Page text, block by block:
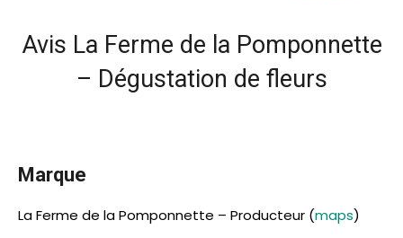
Avis La Ferme de la Pomponnette
– Dégustation de fleurs
Marque
La Ferme de la Pomponnette – Producteur (maps)